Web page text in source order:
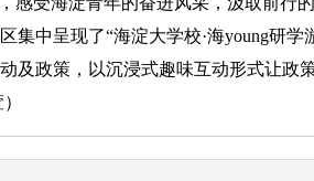
呈现了“海淀大学校·海young研学游
及政策，以沉浸式趣味互动形式让政